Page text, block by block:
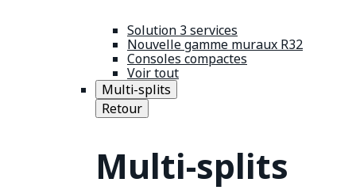
Solution 3 services
Nouvelle gamme muraux R32
Consoles compactes
Voir tout
Multi-splits
Retour
Multi-splits